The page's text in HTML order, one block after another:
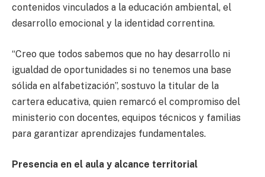
contenidos vinculados a la educación ambiental, el
desarrollo emocional y la identidad correntina.
“Creo que todos sabemos que no hay desarrollo ni
igualdad de oportunidades si no tenemos una base
sólida en alfabetización”, sostuvo la titular de la
cartera educativa, quien remarcó el compromiso del
ministerio con docentes, equipos técnicos y familias
para garantizar aprendizajes fundamentales.
Presencia en el aula y alcance territorial